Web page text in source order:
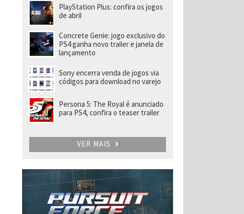
PlayStation Plus: confira os jogos
de abril
Concrete Genie: jogo exclusivo do
PS4 ganha novo trailer e janela de
lançamento
Sony encerra venda de jogos via
códigos para download no varejo
Persona 5: The Royal é anunciado
para PS4, confira o teaser trailer
VER MAIS